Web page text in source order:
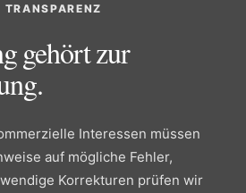
gehört zur
Interessen müssen
auf mögliche Fehler,
Korrekturen prüfen wir